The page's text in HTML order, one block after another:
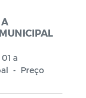
a
- Preço